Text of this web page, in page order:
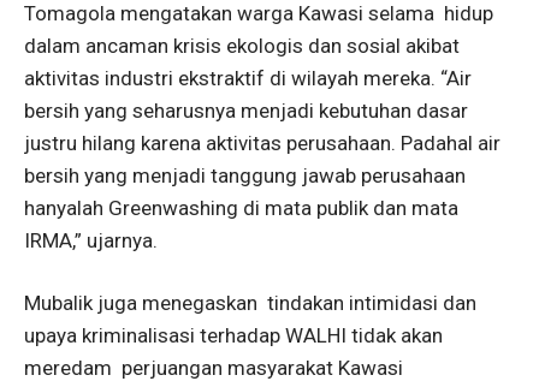
Tomagola mengatakan warga Kawasi selama hidup
dalam ancaman krisis ekologis dan sosial akibat
aktivitas industri ekstraktif di wilayah mereka. “Air
bersih yang seharusnya menjadi kebutuhan dasar
justru hilang karena aktivitas perusahaan. Padahal air
bersih yang menjadi tanggung jawab perusahaan
hanyalah Greenwashing di mata publik dan mata
IRMA,” ujarnya.
Mubalik juga menegaskan tindakan intimidasi dan
upaya kriminalisasi terhadap WALHI tidak akan
meredam perjuangan masyarakat Kawasi